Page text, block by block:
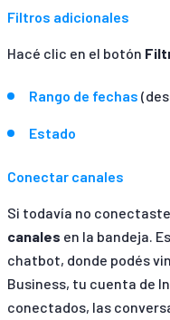
Filtros adicionales
Hacé clic en el botón
Rango de fechas
Estado
Conectar canales
Si todavía no
canales en la bandeja.
chatbot, donde podés
Business, tu cuenta de
conectados, las